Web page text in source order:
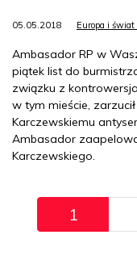
05.05.2018 Europa i
Ambasador RP w
piątek list do
związku z
w tym mieście,
Karczewskiemu
Ambasador
Karczewskiego.
Pagination
1